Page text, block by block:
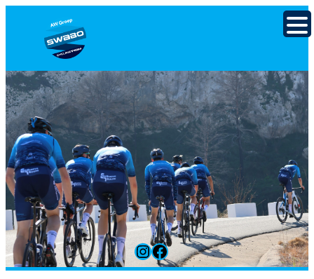
inhoud
Instagram
Facebook